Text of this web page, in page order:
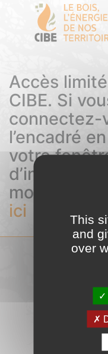
Accès
CIBE. Si
connectez-
l’encadré
votre
modalités
ici
COMITÉ
11
E-
This
and
over